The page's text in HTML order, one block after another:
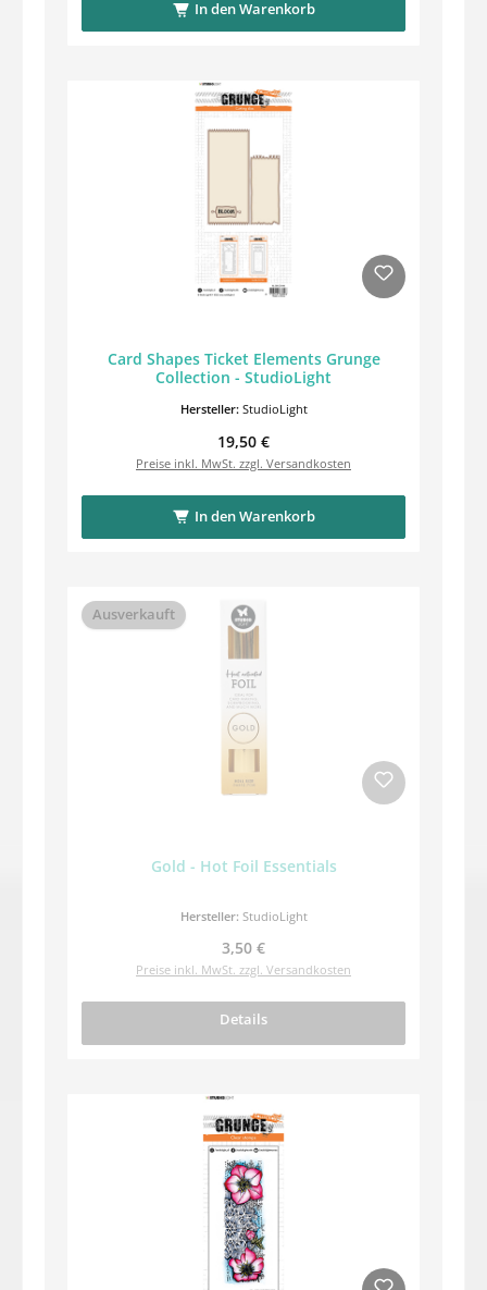
In den Warenkorb
Card Shapes Ticket Elements Grunge
Collection - StudioLight
Hersteller: StudioLight
Regulärer Preis:
19,50 €
Preise inkl. MwSt. zzgl. Versandkosten
In den Warenkorb
Ausverkauft
Gold - Hot Foil Essentials
Hersteller: StudioLight
Regulärer Preis:
3,50 €
Preise inkl. MwSt. zzgl. Versandkosten
Details